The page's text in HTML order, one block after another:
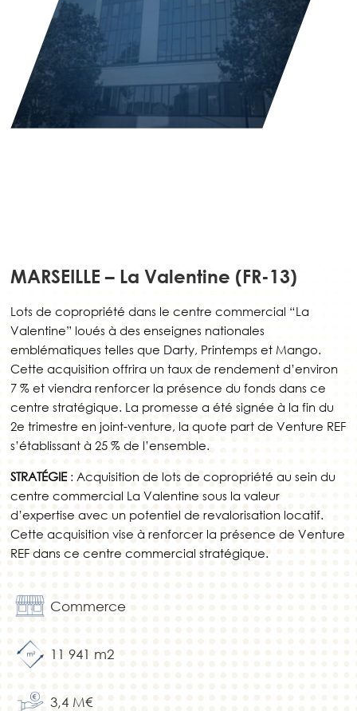
MARSEILLE – La Valentine (FR-13)
Lots de copropriété dans le centre commercial “La
Valentine” loués à des enseignes nationales
emblématiques telles que Darty, Printemps et Mango.
Cette acquisition offrira un taux de rendement d’environ
7 % et viendra renforcer la présence du fonds dans ce
centre stratégique. La promesse a été signée à la fin du
2e trimestre en joint-venture, la quote part de Venture REF
s’établissant à 25 % de l’ensemble.
STRATÉGIE: Acquisition de lots de copropriété au sein du
centre commercial La Valentine sous la valeur
d’expertise avec un potentiel de revalorisation locatif.
Cette acquisition vise à renforcer la présence de Venture
REF dans ce centre commercial stratégique.
Commerce
11 941 m2
3,4 M€